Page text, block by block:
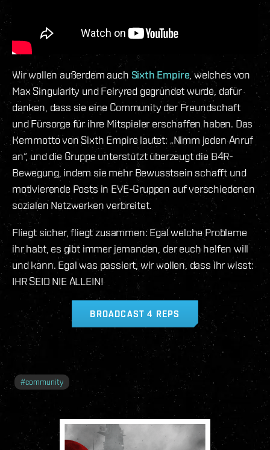
Wir wollen außerdem auch Sixth Empire, welches von
Max Singularity und Feiryred gegründet wurde, dafür
danken, dass sie eine Community der Freundschaft
und Fürsorge für ihre Mitspieler erschaffen haben. Das
Kernmotto von Sixth Empire lautet: „Nimm jeden Anruf
an“, und die Gruppe unterstützt überzeugt die B4R-
Bewegung, indem sie mehr Bewusstsein schafft und
motivierende Posts in EVE-Gruppen auf verschiedenen
sozialen Netzwerken verbreitet.
Fliegt sicher, fliegt zusammen: Egal welche Probleme
ihr habt, es gibt immer jemanden, der euch helfen will
und kann. Egal was passiert, wir wollen, dass ihr wisst:
IHR SEID NIE ALLEIN!
BROADCAST 4 REPS
#community